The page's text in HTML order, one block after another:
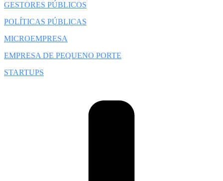
GESTORES PÚBLICOS
POLÍTICAS PÚBLICAS
MICROEMPRESA
EMPRESA DE PEQUENO PORTE
STARTUPS